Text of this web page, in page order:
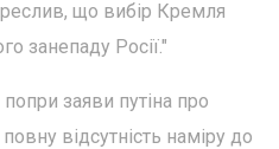
що вибір Кремля
занепаду Росії."
заяви путіна про
відсутність наміру до